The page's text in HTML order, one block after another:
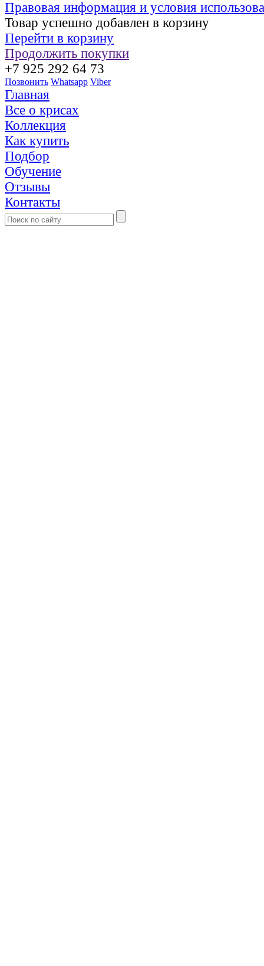
Правовая информация и условия
Товар успешно добавлен в корзину
Перейти в корзину
Продолжить покупки
+7 925 292 64 73
Позвонить Whatsapp Viber
Главная
Все о крисах
Коллекция
Как купить
Подбор
Обучение
Отзывы
Контакты